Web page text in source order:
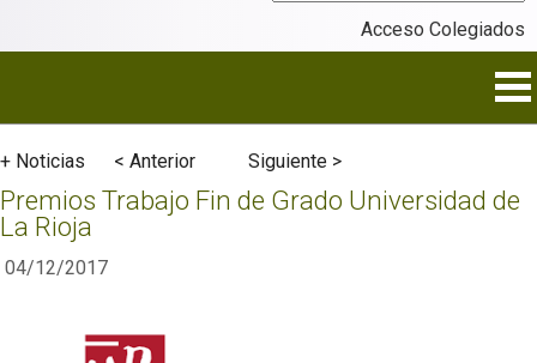
Acceso Colegiados
+ Noticias < Anterior Siguiente >
Premios Trabajo Fin de Grado Universidad de
La Rioja
04/12/2017